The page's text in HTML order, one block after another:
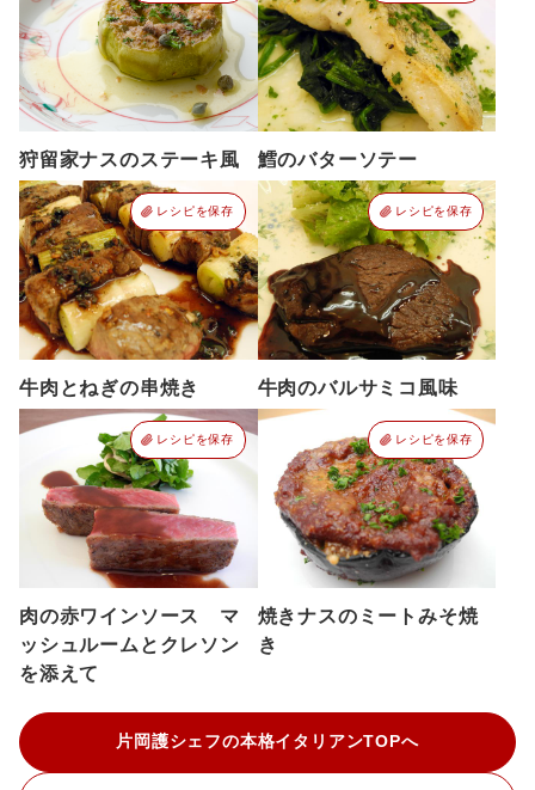
狩留家ナスのステーキ風 鱈のバターソテー
レシピを保存
牛肉とねぎの串焼き
レシピを保存
牛肉のバルサミコ風味
レシピを保存
肉の赤ワインソース マ
ッシュルームとクレソン
を添えて
レシピを保存
焼きナスのミートみそ焼
き
片岡護シェフの本格イタリアンTOPへ